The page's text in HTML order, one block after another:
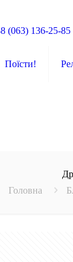
(063) 136-25-85
Поїсти!
Головна